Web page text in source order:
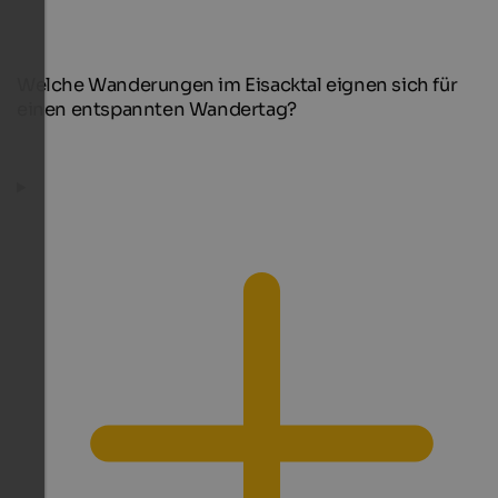
Welche Wanderungen im Eisacktal eignen sich für
einen entspannten Wandertag?